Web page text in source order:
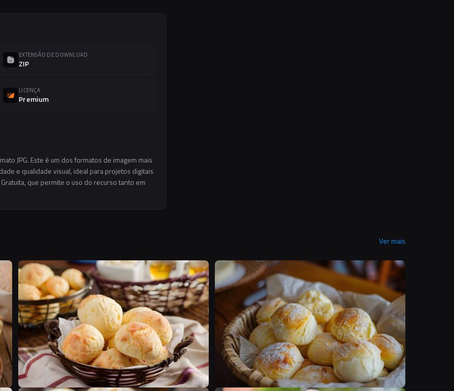
EXTENSÃO DE DOWNLOAD
ZIP
LICENÇA
Premium
JPG. Este é um dos formatos de imagem mais
e qualidade visual, ideal para projetos digitais
que permite o uso do recurso tanto em
Ver mais
F